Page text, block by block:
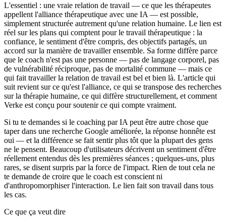
L'essentiel : une vraie relation de travail — ce que les thérapeutes
appellent l'alliance thérapeutique avec une IA — est possible,
simplement structurée autrement qu'une relation humaine. Le lien est
réel sur les plans qui comptent pour le travail thérapeutique : la
confiance, le sentiment d'être compris, des objectifs partagés, un
accord sur la manière de travailler ensemble. Sa forme diffère parce
que le coach n'est pas une personne — pas de langage corporel, pas
de vulnérabilité réciproque, pas de mortalité commune — mais ce
qui fait travailler la relation de travail est bel et bien là. L'article qui
suit revient sur ce qu'est l'alliance, ce qui se transpose des recherches
sur la thérapie humaine, ce qui diffère structurellement, et comment
Verke est conçu pour soutenir ce qui compte vraiment.
Si tu te demandes si le coaching par IA peut être autre chose que
taper dans une recherche Google améliorée, la réponse honnête est
oui — et la différence se fait sentir plus tôt que la plupart des gens
ne le pensent. Beaucoup d'utilisateurs décrivent un sentiment d'être
réellement entendus dès les premières séances ; quelques-uns, plus
rares, se disent surpris par la force de l'impact. Rien de tout cela ne
te demande de croire que le coach est conscient ni
d'anthropomorphiser l'interaction. Le lien fait son travail dans tous
les cas.
Ce que ça veut dire